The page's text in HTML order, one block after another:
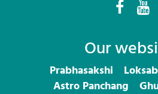
Our
Prabhasakshi
Astro Panchang